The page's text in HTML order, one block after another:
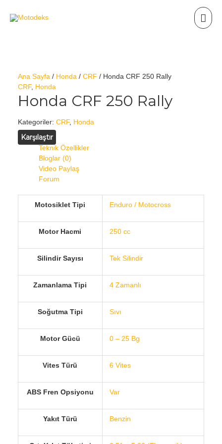
Ana Sayfa / Honda / CRF / Honda CRF 250 Rally
CRF, Honda
Honda CRF 250 Rally
Kategoriler: CRF, Honda
Karşılaştır
Teknik Özellikler
Bloglar (0)
Video Paylaş
Forum
Motosiklet Tipi Enduro / Motocross
Motor Hacmi 250 cc
Silindir Sayısı Tek Silindir
Zamanlama Tipi 4 Zamanlı
Soğutma Tipi Sıvı
Motor Gücü 0 – 25 Bg
Vites Türü 6 Vites
ABS Fren Opsiyonu Var
Yakıt Türü Benzin